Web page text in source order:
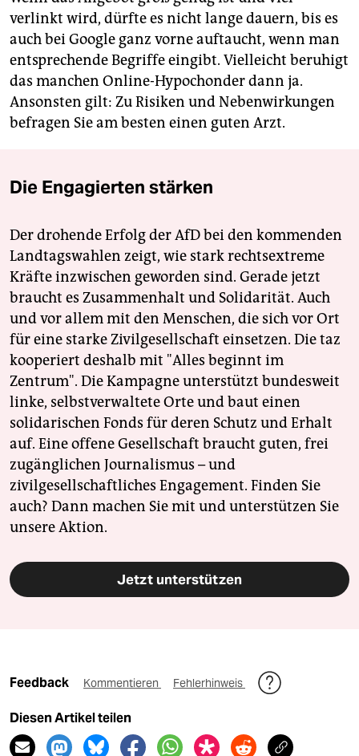
verlinkt wird, dürfte es nicht lange dauern, bis es
auch bei Google ganz vorne auftaucht, wenn man
entsprechende Begriffe eingibt. Vielleicht beruhigt
das manchen Online-Hypochonder dann ja.
Ansonsten gilt: Zu Risiken und Nebenwirkungen
befragen Sie am besten einen guten Arzt.
Die Engagierten stärken
Der drohende Erfolg der AfD bei den kommenden
Landtagswahlen zeigt, wie stark rechtsextreme
Kräfte inzwischen geworden sind. Gerade jetzt
braucht es Zusammenhalt und Solidarität. Auch
und vor allem mit den Menschen, die sich vor Ort
für eine starke Zivilgesellschaft einsetzen. Die taz
kooperiert deshalb mit "Alles beginnt im
Zentrum". Die Kampagne unterstützt bundesweit
linke, selbstverwaltete Orte und baut einen
solidarischen Fonds für deren Schutz und Erhalt
auf. Eine offene Gesellschaft braucht guten, frei
zugänglichen Journalismus – und
zivilgesellschaftliches Engagement. Finden Sie
auch? Dann machen Sie mit und unterstützen Sie
unsere Aktion.
Jetzt unterstützen
Feedback Kommentieren Fehlerhinweis
Diesen Artikel teilen